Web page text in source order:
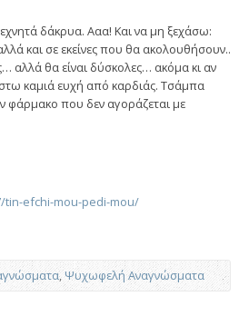
δάκρυα. Ααα! Και να μη ξεχάσω:
και σε εκείνες που θα ακολουθήσουν..
αλλά θα είναι δύσκολες… ακόμα κι αν
καμιά ευχή από καρδιάς. Τσάμπα
φάρμακο που δεν αγοράζεται με
tin-efchi-mou-pedi-mou/
,Ψυχωφελή Αναγνώσματα